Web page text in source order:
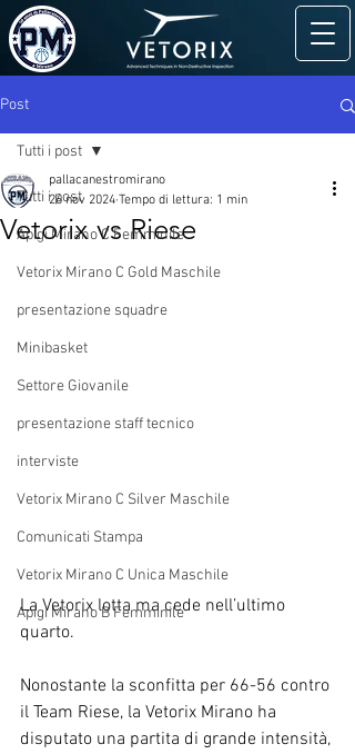
Post
Tutti i post
Apigi Mirano C Femminile
Vetorix Mirano C Gold Maschile
presentazione squadre
Minibasket
Settore Giovanile
presentazione staff tecnico
interviste
Vetorix Mirano C Silver Maschile
Comunicati Stampa
Vetorix Mirano C Unica Maschile
Apigi Mirano B Femminile
Tutti i post
Vetorix vs Riese
pallacanestromirano
26 nov 2024 Tempo di lettura: 1 min
La Vetorix lotta ma cede nell’ultimo
quarto.
Nonostante la sconfitta per 66-56 contro
il Team Riese, la Vetorix Mirano ha
disputato una partita di grande intensità,